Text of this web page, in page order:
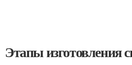
Этапы изготовления